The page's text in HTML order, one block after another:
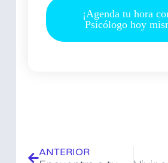
¡Agenda tu hora
Psicólogo hoy
ANTERIOR